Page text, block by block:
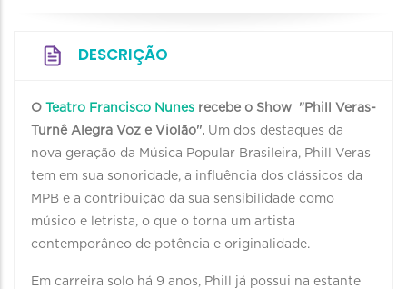
DESCRIÇÃO
O Teatro Francisco Nunes recebe o Show "Phill Veras-
Turnê Alegra Voz e Violão''. Um dos destaques da
nova geração da Música Popular Brasileira, Phill Veras
tem em sua sonoridade, a influência dos clássicos da
MPB e a contribuição da sua sensibilidade como
músico e letrista, o que o torna um artista
contemporâneo de potência e originalidade.
Em carreira solo há 9 anos, Phill já possui na estante